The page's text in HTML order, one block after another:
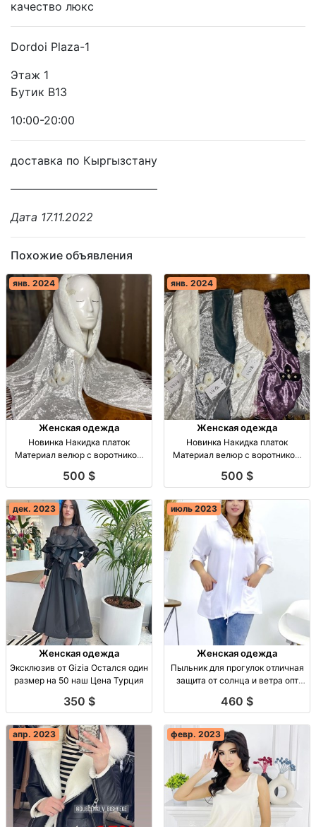
качество люкс
Dordoi Plaza-1
Этаж 1
Бутик В13
10:00-20:00
доставка по Кыргызстану
—————————————
Дата 17.11.2022
Похожие объявления
янв. 2024
Женская одежда
Новинка Накидка платок
Материал велюр с воротником
500 $
янв. 2024
Женская одежда
Новинка Накидка платок
Материал велюр с воротником
500 $
дек. 2023
Женская одежда
Эксклюзив от Gizia Остался один
размер на 50 наш Цена Турция
350 $
июль 2023
Женская одежда
Пыльник для прогулок отличная
защита от солнца и ветра опт
460 $
апр. 2023 февр. 2023